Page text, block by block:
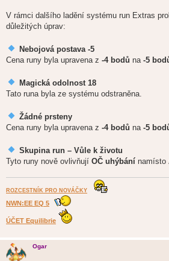
V rámci dalšího ladění systému run Extras
důležitých úprav:
Nebojová postava -5
Cena runy byla upravena z -4 bodů na -5
Magická odolnost 18
Tato runa byla ze systému odstraněna.
Žádné prsteny
Cena runy byla upravena z -4 bodů na -5
Skupina run – Vůle k životu
Tyto runy nově ovlivňují OČ uhýbání namísto
ROZCESTNÍK PRO NOVÁČKY
NWN:EE EQ 5
ÚČET Equilibrie
Ogar